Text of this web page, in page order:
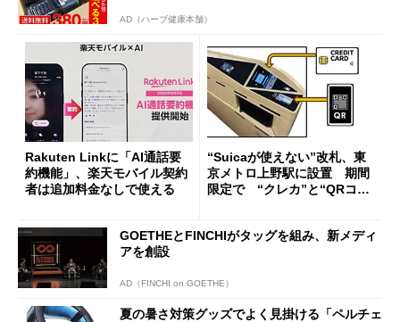
AD（ハーブ健康本舗）
Rakuten Linkに「AI通話要
約機能」、楽天モバイル契約
者は追加料金なしで使える
“Suicaが使えない”改札、東
京メトロ上野駅に設置 期間
限定で “クレカ”と“QRコー
GOETHEとFINCHIがタッグを組み、新メディ
アを創設
AD（FINCHI on GOETHE）
夏の暑さ対策グッズでよく見掛ける「ペルチェ